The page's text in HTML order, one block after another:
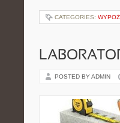
CATEGORIES:
POSTED BY ADMIN